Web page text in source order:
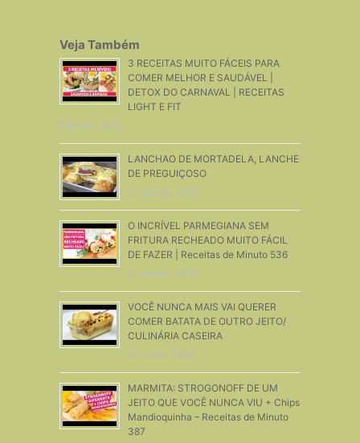
Veja Também
3 RECEITAS MUITO FÁCEIS PARA
COMER MELHOR E SAUDÁVEL |
DETOX DO CARNAVAL | RECEITAS
LIGHT E FIT
7 Março, 2020
LANCHAO DE MORTADELA, LANCHE
DE PREGUIÇOSO
25 Janeiro, 2018
O INCRÍVEL PARMEGIANA SEM
FRITURA RECHEADO MUITO FÁCIL
DE FAZER | Receitas de Minuto 536
13 Janeiro, 2020
VOCÊ NUNCA MAIS VAI QUERER
COMER BATATA DE OUTRO JEITO/
CULINÁRIA CASEIRA
30 Junho, 2020
MARMITA: STROGONOFF DE UM
JEITO QUE VOCÊ NUNCA VIU + Chips
Mandioquinha – Receitas de Minuto
387